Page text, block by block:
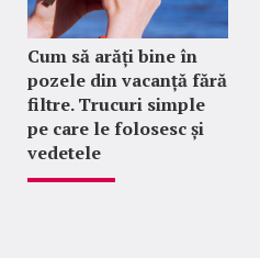
Cum să arăți bine în
pozele din vacanță fără
filtre. Trucuri simple
pe care le folosesc și
vedetele